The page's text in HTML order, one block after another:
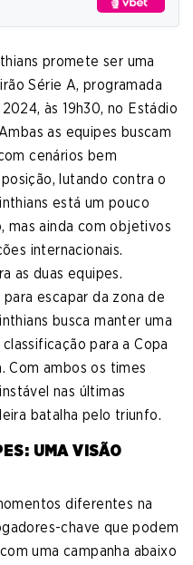
promete ser uma
Série A, programada
às 19h30, no Estádio
as equipes buscam
cenários bem
lutando contra o
está um pouco
mas ainda com objetivos
internacionais.
as duas equipes.
escapar da zona de
busca manter uma
para a Copa
Com ambos os times
nas últimas
batalha pelo triunfo.
UMA VISÃO
diferentes na
chave que podem
uma campanha abaixo